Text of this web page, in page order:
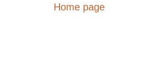
Home page